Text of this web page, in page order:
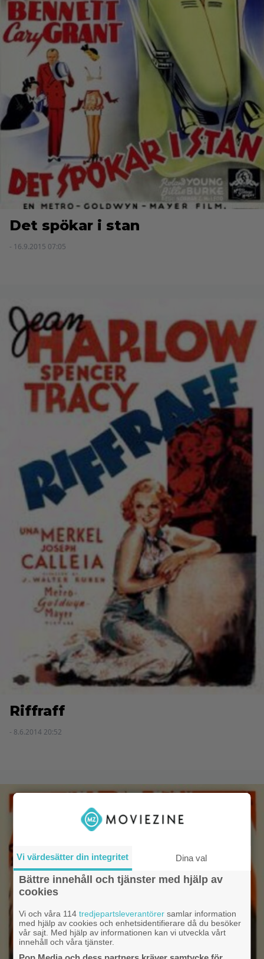
Det spökar i stan
- 16.9.2015 07:05
Riffraff
- 8.6.2014 20:52
Vi värdesätter din integritet Dina val
Bättre innehåll och tjänster med hjälp av
cookies
Vi och våra 114tredjepartsleverantörer samlar information
med hjälp av cookies och enhetsidentifierare då du besöker
vår sajt. Med hjälp av informationen kan vi utveckla vårt
innehåll och våra tjänster.